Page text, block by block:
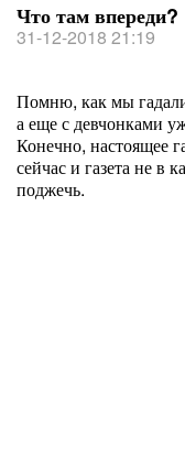
Что там впереди?
31-12-2018 21:19
Помню, как мы
а еще с девчонками
Конечно, настоящее
сейчас и газета не в
поджечь.